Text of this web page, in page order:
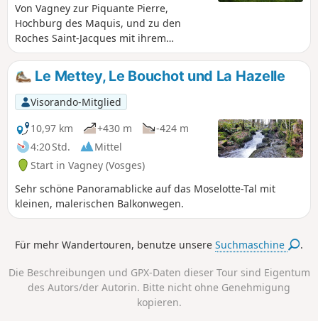
Von Vagney zur Piquante Pierre,
Hochburg des Maquis, und zu den
Roches Saint-Jacques mit ihrem
Pudding.
Le Mettey, Le Bouchot und La Hazelle
Visorando-Mitglied
10,97 km
+430 m
-424 m
4:20 Std.
Mittel
Start in Vagney (Vosges)
Sehr schöne Panoramablicke auf das Moselotte-Tal mit
kleinen, malerischen Balkonwegen.
Für mehr Wandertouren, benutze unsereSuchmaschine .
Die Beschreibungen und GPX-Daten dieser Tour sind Eigentum
des Autors/der Autorin. Bitte nicht ohne Genehmigung
kopieren.